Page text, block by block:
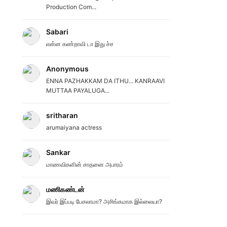
Production Com...
Sabari
என்ன கண்றாவி டா இது ச்ச
Anonymous
ENNA PAZHAKKAM DA ITHU... KANRAAVI
MUTTAA PAYALUGA...
sritharan
arumaiyana actress
Sankar
மாணவிகளின் சாதனை அபாரம்
மணிகண்டன்
இவர் இப்படி பேசலாமா? அசிங்கமாக இல்லையா?